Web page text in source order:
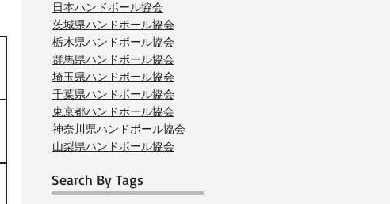
日本ハンドボール協会
茨城県ハンドボール協会
栃木県ハンドボール協会
群馬県ハンドボール協会
埼玉県ハンドボール協会
千葉県ハンドボール協会
東京都ハンドボール協会
神奈川県ハンドボール協会
山梨県ハンドボール協会
Search By Tags